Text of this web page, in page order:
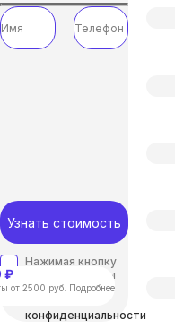
Узнать стоимость
Нажимая кнопку
“отправить”, вы
соглашаетесь с
конфиденциальности
₽
от 2500 руб. Подробнее